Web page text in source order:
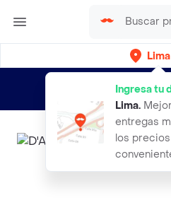
Lima
Ingresa tu
Lima.
entregas
los
envíos gratis por